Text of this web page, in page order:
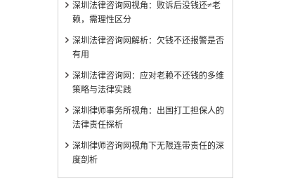
深圳法律咨询网视角：败诉后没钱还≠老
赖，需理性区分
深圳法律咨询网解析：欠钱不还报警是否
有用
深圳法律咨询网：应对老赖不还钱的多维
策略与法律实践
深圳律师事务所视角：出国打工担保人的
法律责任探析
深圳律师咨询网视角下无限连带责任的深
度剖析